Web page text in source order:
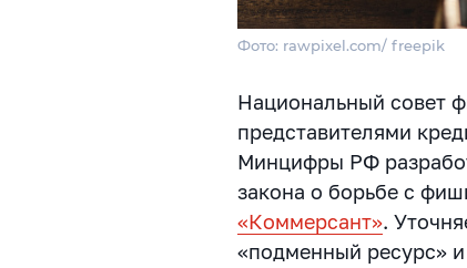
Фото: rawpixel.com/ freepik
Национальный совет
представителями
Минцифры РФ
закона о борьбе с
«Коммерсант».
«подменный ресурс» и